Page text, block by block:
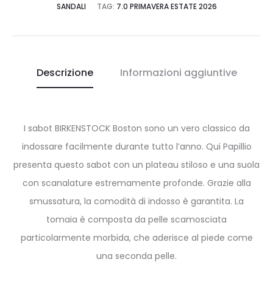
SANDALI
TAG: 7.0 PRIMAVERA ESTATE 2026
Descrizione Informazioni aggiuntive
I sabot BIRKENSTOCK Boston sono un vero classico da
indossare facilmente durante tutto l’anno. Qui Papillio
presenta questo sabot con un plateau stiloso e una suola
con scanalature estremamente profonde. Grazie alla
smussatura, la comodità di indosso è garantita. La
tomaia è composta da pelle scamosciata
particolarmente morbida, che aderisce al piede come
una seconda pelle.